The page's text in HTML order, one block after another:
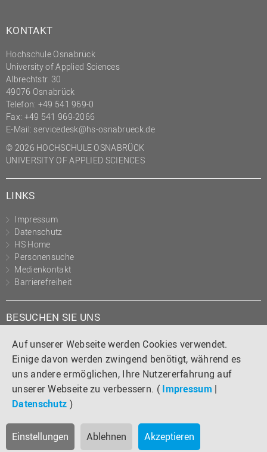
Auf unserer Webseite werden Cookies verwendet.
Einige davon werden zwingend benötigt, während es
uns andere ermöglichen, Ihre Nutzererfahrung auf
unserer Webseite zu verbessern. ( Impressum |
Datenschutz )
Einstellungen Ablehnen Akzeptieren
Studium und Lehre
Innovationsmanagement
KONTAKT
Hochschule Osnabrück
University of Applied Sciences
Albrechtstr. 30
49076 Osnabrück
Telefon: +49 541 969-0
Fax: +49 541 969-2066
E-Mail: servicedesk@hs-osnabrueck.de
© 2026 HOCHSCHULE OSNABRÜCK
UNIVERSITY OF APPLIED SCIENCES
LINKS
Impressum
Datenschutz
HS Home
Personensuche
Medienkontakt
Barrierefreiheit
BESUCHEN SIE UNS
Instagram
TiktokLinkedIn
YouTube
Facebook